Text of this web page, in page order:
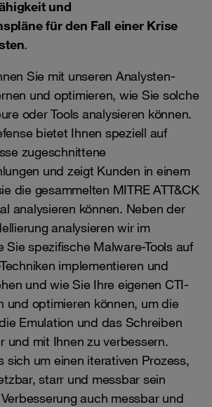
und
für den Fall einer Krise
.
Sie mit unseren Analysten-
und optimieren, wie Sie solche
oder Tools analysieren können.
bietet Ihnen speziell auf
zugeschnittene
und zeigt Kunden in einem
die gesammelten MITRE ATT&CK
analysieren können. Neben der
analysieren wir im
Sie spezifische Malware-Tools auf
implementieren und
und wie Sie Ihre eigenen CTI-
und optimieren können, um die
Emulation und das Schreiben
und mit Ihnen zu verbessern.
sich um einen iterativen Prozess,
starr und messbar sein
auch messbar und